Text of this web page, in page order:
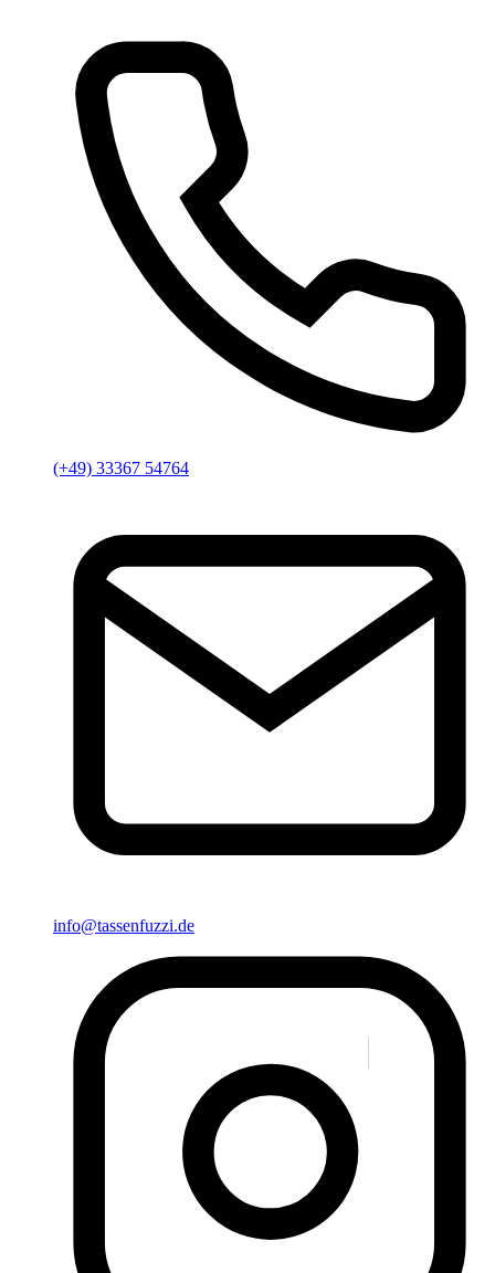
(+49) 33367 54764
info@tassenfuzzi.de